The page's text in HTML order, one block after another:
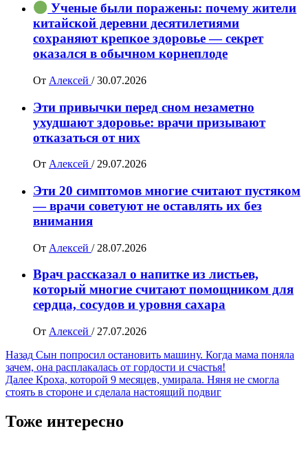
Ученые были поражены: почему жители
китайской деревни десятилетиями
сохраняют крепкое здоровье — секрет
оказался в обычном корнеплоде
От Алексей / 30.07.2026
Эти привычки перед сном незаметно
ухудшают здоровье: врачи призывают
отказаться от них
От Алексей / 29.07.2026
Эти 20 симптомов многие считают пустяком
— врачи советуют не оставлять их без
внимания
От Алексей / 28.07.2026
Врач рассказал о напитке из листьев,
который многие считают помощником для
сердца, сосудов и уровня сахара
От Алексей / 27.07.2026
Навигация
записи
Назад Сын попросил остановить машину. Когда мама поняла
зачем, она расплакалась от гордости и счастья!
Далее Кроха, которой 9 месяцев, умирала. Няня не смогла
стоять в стороне и сделала настоящий подвиг
Тоже интересно